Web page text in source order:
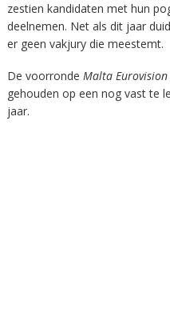
zestien kandidaten met hun
deelnemen. Net als dit jaar
er geen vakjury die meestemt.
De voorronde Malta Eurovision
gehouden op een nog vast te
jaar.